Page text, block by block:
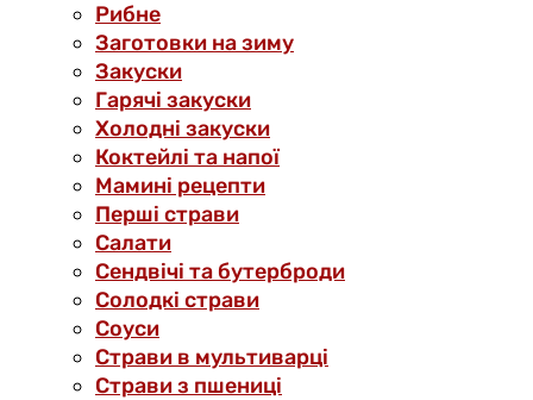
Рибне
Заготовки на зиму
Закуски
Гарячі закуски
Холодні закуски
Коктейлі та напої
Мамині рецепти
Перші страви
Салати
Сендвічі та бутерброди
Солодкі страви
Соуси
Страви в мультиварці
Страви з пшениці